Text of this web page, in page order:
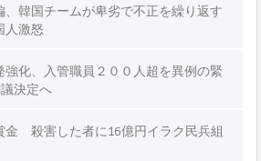
、韓国チームが卑劣で不正を繰り返す
人激怒
化、入管職員２００人超を異例の緊
決定へ
金 殺害した者に16億円イラク民兵組